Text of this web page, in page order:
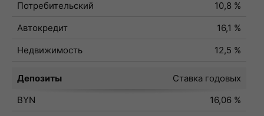
Потребительский
10,8 %
Автокредит
16,1 %
Недвижимость
12,5 %
Депозиты
Ставка годовых
BYN
16,06 %